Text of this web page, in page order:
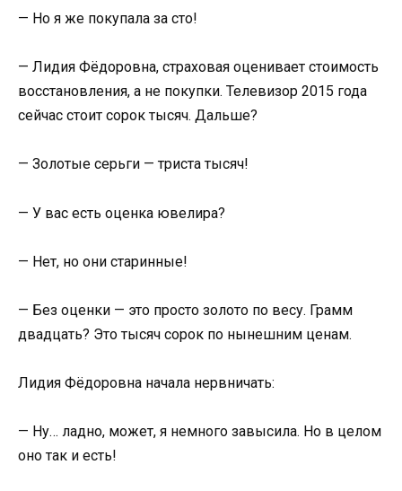
— Но я же покупала за сто!
— Лидия Фёдоровна, страховая оценивает стоимость
восстановления, а не покупки. Телевизор 2015 года
сейчас стоит сорок тысяч. Дальше?
— Золотые серьги — триста тысяч!
— У вас есть оценка ювелира?
— Нет, но они старинные!
— Без оценки — это просто золото по весу. Грамм
двадцать? Это тысяч сорок по нынешним ценам.
Лидия Фёдоровна начала нервничать:
— Ну… ладно, может, я немного завысила. Но в целом
оно так и есть!